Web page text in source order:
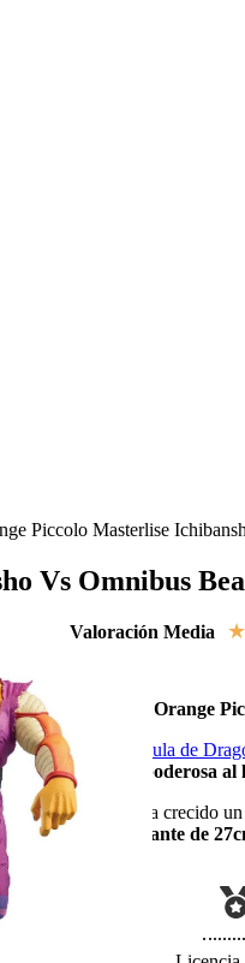
Piccolo Masterlise
Vs Omnibus
Valoración Media ★
Figura de Orange
De la
Película de
aún más poderosa
Su físico ha crecido un
impresionante de